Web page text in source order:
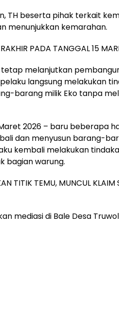
TH beserta pihak terkait
menunjukkan kemarahan.
PADA TANGGAL 15
melanjutkan
langsung melakukan
barang milik Eko tanpa
2026 – baru beberapa
dan menyusun barang-
kembali melakukan
bagian warung.
TITIK TEMU, MUNCUL KLAIM
mediasi di Bale Desa